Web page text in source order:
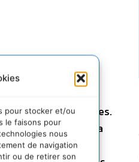
pour stocker et/ou
le faisons pour
nous
de navigation
ou de retirer son
la biodiversité au
désormais
non seulement
et nos pelouses.
génétique de la
prédation,